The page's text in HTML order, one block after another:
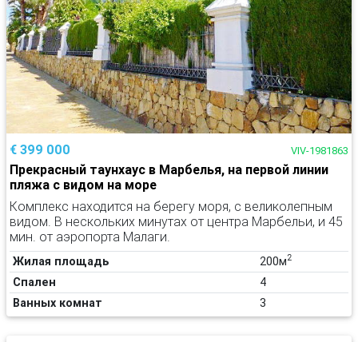
€ 399 000 VIV-1981863
Прекрасный таунхаус в Марбелья, на первой линии
пляжа с видом на море
Комплекс находится на берегу моря, с великолепным
видом. В нескольких минутах от центра Марбельи, и 45
мин. от аэропорта Малаги.
Жилая площадь 200м2
Спален
4
Ванных комнат
3